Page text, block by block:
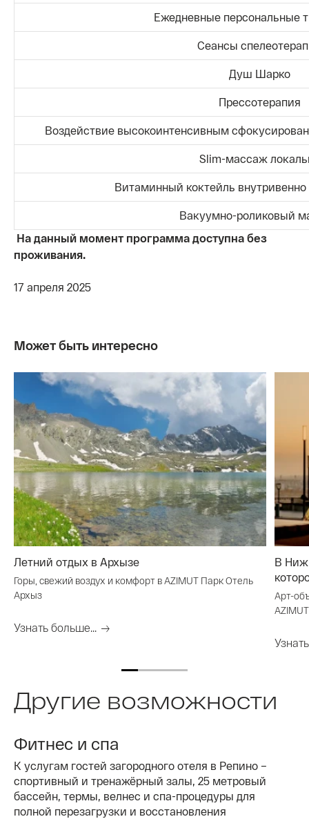
Ежедневные персональные
Сеансы
Душ Шарко
Прессотерапия
Воздействие высокоинтенсивным
Slim-массаж
Витаминный коктейль
Вакуумно-роликовый
На данный момент программа доступна без
проживания.
17 апреля 2025
Может быть интересно
Летний отдых в Архызе
Горы, свежий воздух и комфорт в AZIMUT Парк Отель
Архыз
Узнать больше...
В
Арт-
Другие возможности
Фитнес и спа
К услугам гостей загородного отеля в Репино –
спортивный и тренажёрный залы, 25 метровый
бассейн, термы, велнес и спа-процедуры для
полной перезагрузки и восстановления